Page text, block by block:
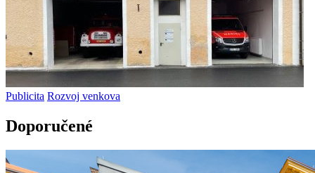
Publicita Rozvoj venkova
Doporučené